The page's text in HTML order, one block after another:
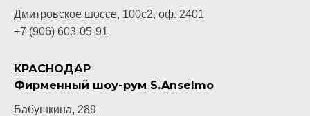
Дмитровское шоссе, 100с2, оф. 2401
+7 (906) 603-05-91
КРАСНОДАР
Фирменный шоу-рум S.Anselmo
Бабушкина, 289